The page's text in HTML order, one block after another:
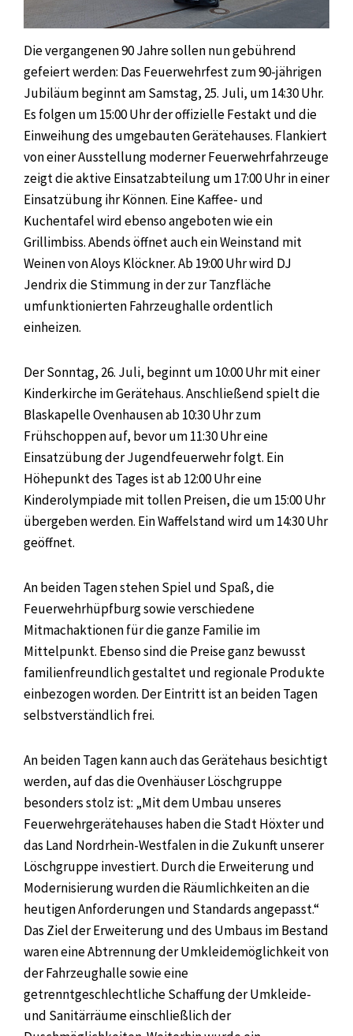
Die vergangenen 90 Jahre sollen nun gebührend
gefeiert werden: Das Feuerwehrfest zum 90-jährigen
Jubiläum beginnt am Samstag, 25. Juli, um 14:30 Uhr.
Es folgen um 15:00 Uhr der offizielle Festakt und die
Einweihung des umgebauten Gerätehauses. Flankiert
von einer Ausstellung moderner Feuerwehrfahrzeuge
zeigt die aktive Einsatzabteilung um 17:00 Uhr in einer
Einsatzübung ihr Können. Eine Kaffee- und
Kuchentafel wird ebenso angeboten wie ein
Grillimbiss. Abends öffnet auch ein Weinstand mit
Weinen von Aloys Klöckner. Ab 19:00 Uhr wird DJ
Jendrix die Stimmung in der zur Tanzfläche
umfunktionierten Fahrzeughalle ordentlich
einheizen.
Der Sonntag, 26. Juli, beginnt um 10:00 Uhr mit einer
Kinderkirche im Gerätehaus. Anschließend spielt die
Blaskapelle Ovenhausen ab 10:30 Uhr zum
Frühschoppen auf, bevor um 11:30 Uhr eine
Einsatzübung der Jugendfeuerwehr folgt. Ein
Höhepunkt des Tages ist ab 12:00 Uhr eine
Kinderolympiade mit tollen Preisen, die um 15:00 Uhr
übergeben werden. Ein Waffelstand wird um 14:30 Uhr
geöffnet.
An beiden Tagen stehen Spiel und Spaß, die
Feuerwehrhüpfburg sowie verschiedene
Mitmachaktionen für die ganze Familie im
Mittelpunkt. Ebenso sind die Preise ganz bewusst
familienfreundlich gestaltet und regionale Produkte
einbezogen worden. Der Eintritt ist an beiden Tagen
selbstverständlich frei.
An beiden Tagen kann auch das Gerätehaus besichtigt
werden, auf das die Ovenhäuser Löschgruppe
besonders stolz ist: „Mit dem Umbau unseres
Feuerwehrgerätehauses haben die Stadt Höxter und
das Land Nordrhein-Westfalen in die Zukunft unserer
Löschgruppe investiert. Durch die Erweiterung und
Modernisierung wurden die Räumlichkeiten an die
heutigen Anforderungen und Standards angepasst.“
Das Ziel der Erweiterung und des Umbaus im Bestand
waren eine Abtrennung der Umkleidemöglichkeit von
der Fahrzeughalle sowie eine
getrenntgeschlechtliche Schaffung der Umkleide-
und Sanitärräume einschließlich der